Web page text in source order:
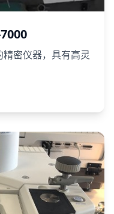
密仪器，具有高灵